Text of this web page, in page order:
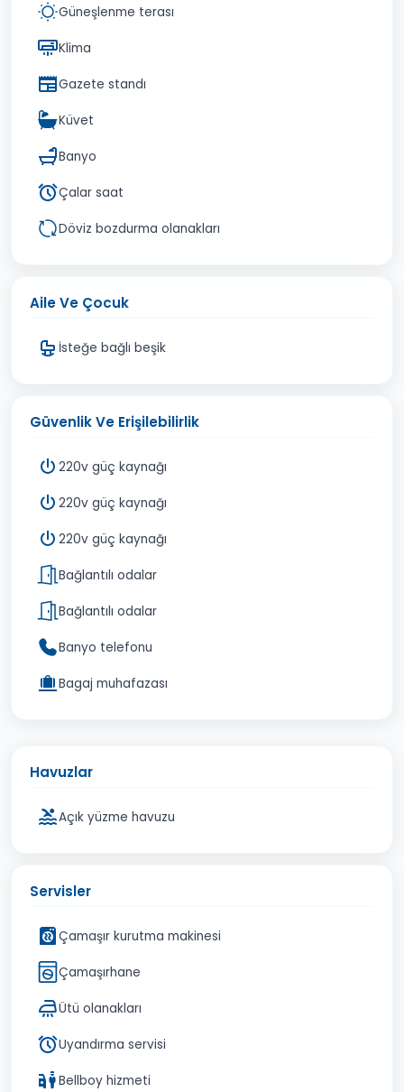
Güneşlenme terası
Klima
Gazete standı
Küvet
Banyo
Çalar saat
Döviz bozdurma olanakları
Aile Ve Çocuk
İsteğe bağlı beşik
Güvenlik Ve Erişilebilirlik
220v güç kaynağı
220v güç kaynağı
220v güç kaynağı
Bağlantılı odalar
Bağlantılı odalar
Banyo telefonu
Bagaj muhafazası
Havuzlar
Açık yüzme havuzu
Servisler
Çamaşır kurutma makinesi
Çamaşırhane
Ütü olanakları
Uyandırma servisi
Bellboy hizmeti